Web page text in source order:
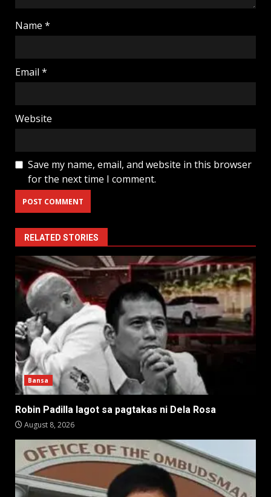
Name *
Email *
Website
Save my name, email, and website in this browser
for the next time I comment.
RELATED STORIES
Bansa
Robin Padilla lagot sa pagtakas ni Dela Rosa
August 8, 2026